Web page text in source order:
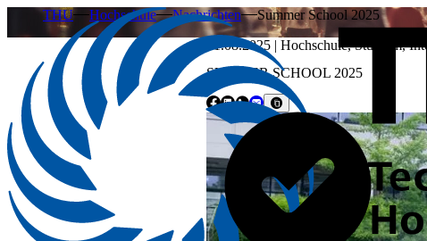
THU Hochschule Nachrichten
Summer School 2025
01.08.2025 | Hochschule,Studium,
SUMMER SCHOOL 2025